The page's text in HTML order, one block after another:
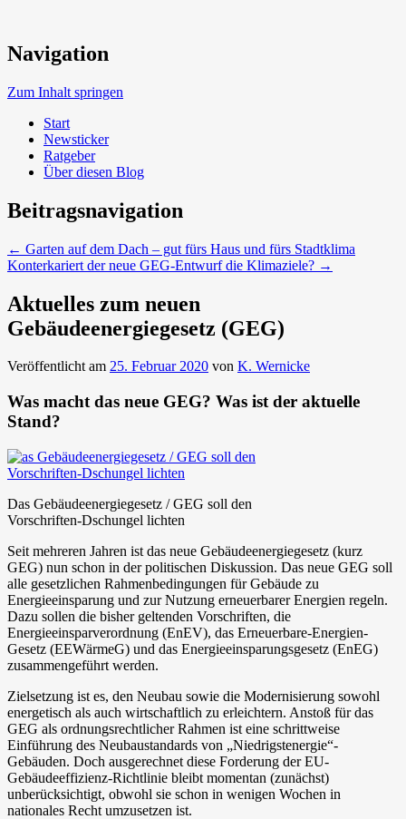
Umweltbewusst Bauen
Neue Trends beim Bauen der Zukunft
Navigation
Zum Inhalt springen
Start
Newsticker
Ratgeber
Über diesen Blog
Beitragsnavigation
← Garten auf dem Dach – gut fürs Haus und fürs Stadtklima
Konterkariert der neue GEG-Entwurf die Klimaziele? →
Aktuelles zum neuen
Gebäudeenergiegesetz (GEG)
Veröffentlicht am 25. Februar 2020 von K. Wernicke
Was macht das neue GEG? Was ist der aktuelle
Stand?
Das Gebäudeenergiegesetz / GEG soll den
Vorschriften-Dschungel lichten
Seit mehreren Jahren ist das neue Gebäudeenergiegesetz (kurz
GEG) nun schon in der politischen Diskussion. Das neue GEG soll
alle gesetzlichen Rahmenbedingungen für Gebäude zu
Energieeinsparung und zur Nutzung erneuerbarer Energien regeln.
Dazu sollen die bisher geltenden Vorschriften, die
Energieeinsparverordnung (EnEV), das Erneuerbare-Energien-
Gesetz (EEWärmeG) und das Energieeinsparungsgesetz (EnEG)
zusammengeführt werden.
Zielsetzung ist es, den Neubau sowie die Modernisierung sowohl
energetisch als auch wirtschaftlich zu erleichtern. Anstoß für das
GEG als ordnungsrechtlicher Rahmen ist eine schrittweise
Einführung des Neubaustandards von „Niedrigstenergie“-
Gebäuden. Doch ausgerechnet diese Forderung der EU-
Gebäudeeffizienz-Richtlinie bleibt momentan (zunächst)
unberücksichtigt, obwohl sie schon in wenigen Wochen in
nationales Recht umzusetzen ist.